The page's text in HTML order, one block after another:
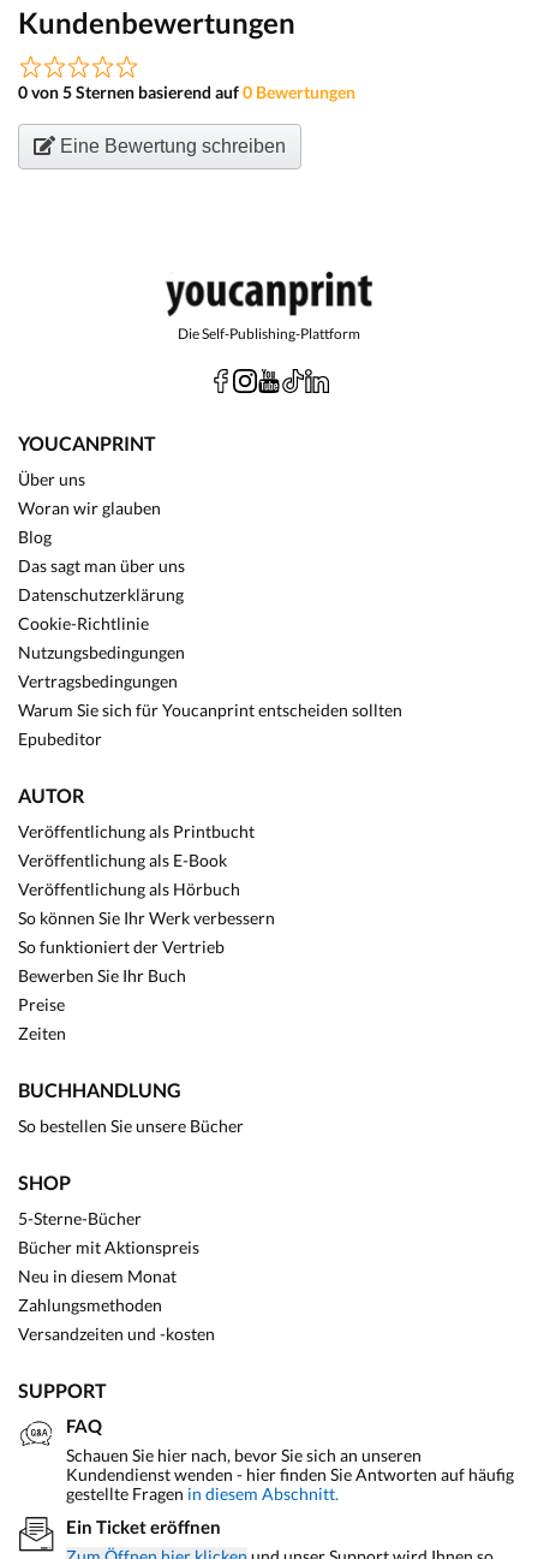
Kundenbewertungen
0 von 5 Sternen basierend auf0 Bewertungen
Eine Bewertung schreiben
Die Self-Publishing-Plattform
YOUCANPRINT
Über uns
Woran wir glauben
Blog
Das sagt man über uns
Datenschutzerklärung
Cookie-Richtlinie
Nutzungsbedingungen
Vertragsbedingungen
Warum Sie sich für Youcanprint entscheiden sollten
Epubeditor
AUTOR
Veröffentlichung als Printbucht
Veröffentlichung als E-Book
Veröffentlichung als Hörbuch
So können Sie Ihr Werk verbessern
So funktioniert der Vertrieb
Bewerben Sie Ihr Buch
Preise
Zeiten
BUCHHANDLUNG
So bestellen Sie unsere Bücher
SHOP
5-Sterne-Bücher
Bücher mit Aktionspreis
Neu in diesem Monat
Zahlungsmethoden
Versandzeiten und -kosten
SUPPORT
FAQ
Schauen Sie hier nach, bevor Sie sich an unseren
Kundendienst wenden - hier finden Sie Antworten auf häufig
gestellte Fragen in diesem Abschnitt.
Ein Ticket eröffnen